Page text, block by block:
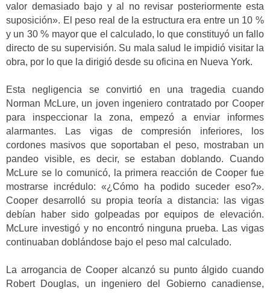
valor demasiado bajo y al no revisar posteriormente esta
suposición». El peso real de la estructura era entre un 10 %
y un 30 % mayor que el calculado, lo que constituyó un fallo
directo de su supervisión. Su mala salud le impidió visitar la
obra, por lo que la dirigió desde su oficina en Nueva York.
Esta negligencia se convirtió en una tragedia cuando
Norman McLure, un joven ingeniero contratado por Cooper
para inspeccionar la zona, empezó a enviar informes
alarmantes. Las vigas de compresión inferiores, los
cordones masivos que soportaban el peso, mostraban un
pandeo visible, es decir, se estaban doblando. Cuando
McLure se lo comunicó, la primera reacción de Cooper fue
mostrarse incrédulo: «¿Cómo ha podido suceder eso?».
Cooper desarrolló su propia teoría a distancia: las vigas
debían haber sido golpeadas por equipos de elevación.
McLure investigó y no encontró ninguna prueba. Las vigas
continuaban doblándose bajo el peso mal calculado.
La arrogancia de Cooper alcanzó su punto álgido cuando
Robert Douglas, un ingeniero del Gobierno canadiense,